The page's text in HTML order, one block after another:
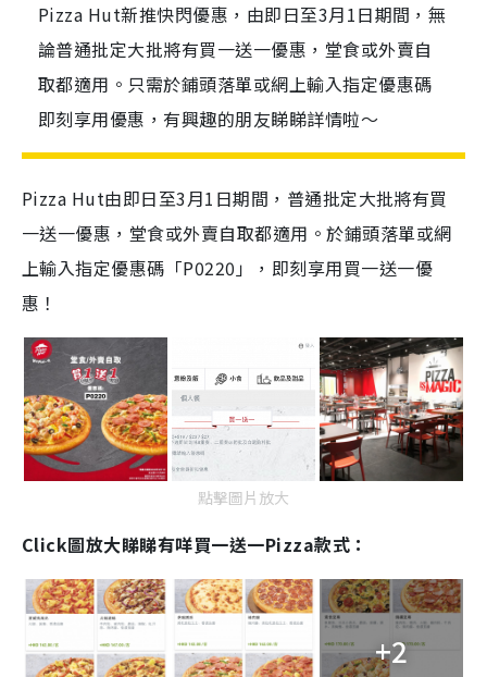
Pizza Hut新推快閃優惠，由即日至3月1日期間，無
論普通批定大批將有買一送一優惠，堂食或外賣自
取都適用。只需於鋪頭落單或網上輸入指定優惠碼
即刻享用優惠，有興趣的朋友睇睇詳情啦～
Pizza Hut由即日至3月1日期間，普通批定大批將有買
一送一優惠，堂食或外賣自取都適用。於鋪頭落單或網
上輸入指定優惠碼「P0220」，即刻享用買一送一優
惠！
點擊圖片放大
Click圖放大睇睇有咩買一送一Pizza款式：
+2